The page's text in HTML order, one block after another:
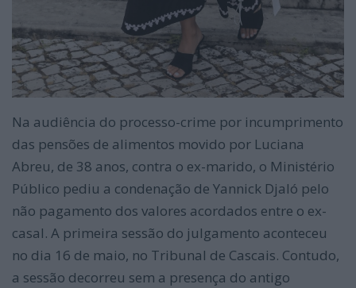
Na audiência do processo-crime por incumprimento
das pensões de alimentos movido por Luciana
Abreu, de 38 anos, contra o ex-marido, o Ministério
Público pediu a condenação de Yannick Djaló pelo
não pagamento dos valores acordados entre o ex-
casal. A primeira sessão do julgamento aconteceu
no dia 16 de maio, no Tribunal de Cascais. Contudo,
a sessão decorreu sem a presença do antigo